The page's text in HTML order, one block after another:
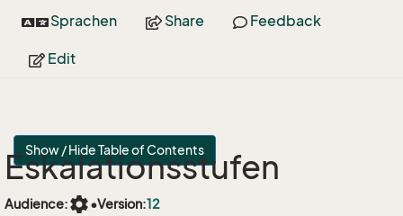
Sprachen Share Feedback
Edit
Show / Hide Table of Contents
Eskalationsstufen
Audience:settings•Version:12